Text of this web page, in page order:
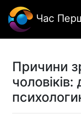
Час
Причини